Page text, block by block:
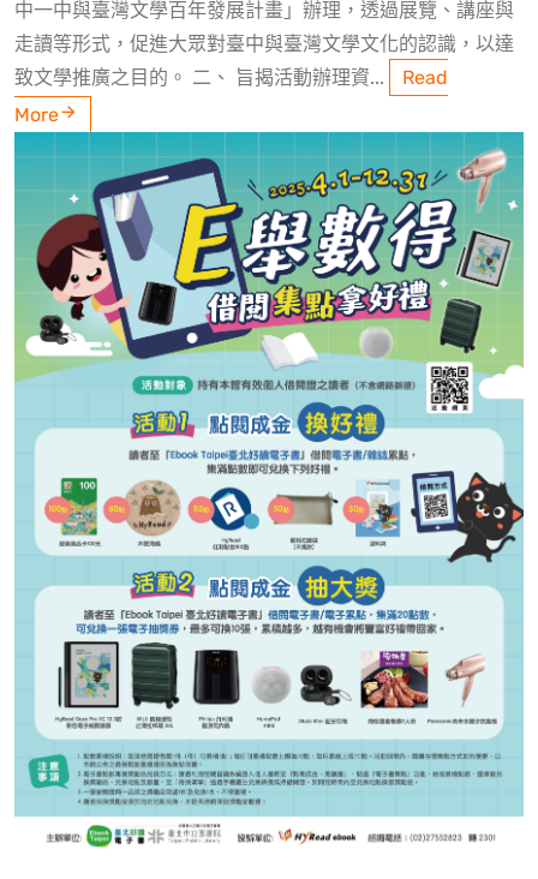
中一中與臺灣文學百年發展計畫」辦理，透過展覽、講座與
走讀等形式，促進大眾對臺中與臺灣文學文化的認識，以達
致文學推廣之目的。 二、 旨揭活動辦理資...
Read
More